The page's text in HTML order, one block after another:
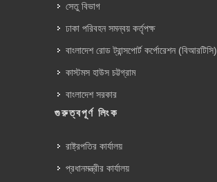
সেতু বিভাগ
ঢাকা পরিবহন সমন্বয় কর্তৃপক্ষ
বাংলাদেশ রোড ট্রান্সপোর্ট কর্পোরেশন (বিআরটিসি)
কাস্টমস হাউস চট্টগ্রাম
বাংলাদেশ সরকার
গুরুত্বপূর্ণ লিংক
রাষ্ট্রপতির কার্যালয়
প্রধানমন্ত্রীর কার্যালয়